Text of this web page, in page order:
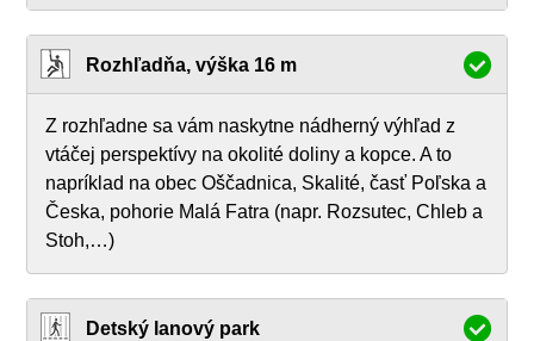
Rozhľadňa, výška 16 m
Z rozhľadne sa vám naskytne nádherný výhľad z
vtáčej perspektívy na okolité doliny a kopce. A to
napríklad na obec Oščadnica, Skalité, časť Poľska a
Česka, pohorie Malá Fatra (napr. Rozsutec, Chleb a
Stoh,…)
Detský lanový park